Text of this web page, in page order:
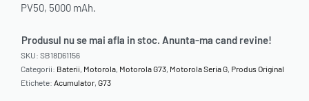
PV50, 5000 mAh.
Produsul nu se mai afla in stoc. Anunta-ma cand revine!
SKU: SB18D61156
Categorii: Baterii Motorola Motorola G73 Motorola Seria G Produs Original
Etichete: Acumulator G73